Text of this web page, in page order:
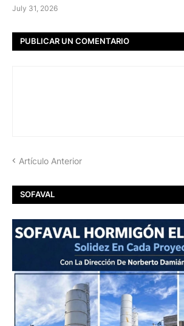
July 31, 2026
PUBLICAR UN COMENTARIO
Artículo Anterior
SOFAVAL